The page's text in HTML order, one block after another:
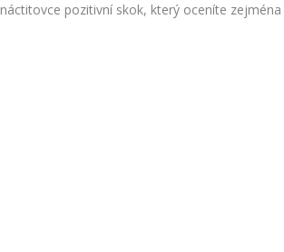
pozitivní skok, který oceníte zejména